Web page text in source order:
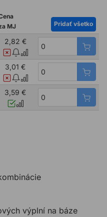
MJ
Pridať všetko
2,82 €
3,01 €
3,59 €
výplní na báze